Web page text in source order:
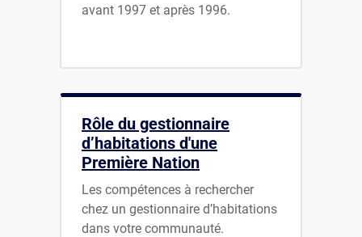
avant 1997 et après 1996.
Rôle du gestionnaire
d’habitations d'une
Première Nation
Les compétences à rechercher
chez un gestionnaire d’habitations
dans votre communauté.